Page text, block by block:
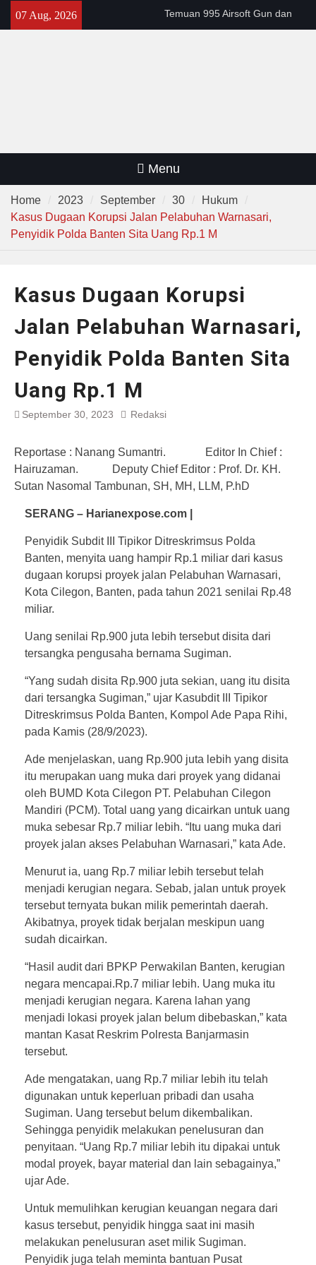
07 Aug, 2026
Temuan 995 Airsoft Gun dan
Narkoba di Sekolah Kebayoran
Menu
Home 2023 September 30
Hukum
Kasus Dugaan Korupsi Jalan Pelabuhan Warnasari,
Penyidik Polda Banten Sita Uang Rp.1 M
Kasus Dugaan Korupsi
Jalan Pelabuhan Warnasari,
Penyidik Polda Banten Sita
Uang Rp.1 M
September 30, 2023 Redaksi
Reportase : Nanang Sumantri. Editor In Chief :
Hairuzaman. Deputy Chief Editor : Prof. Dr. KH.
Sutan Nasomal Tambunan, SH, MH, LLM, P.hD
SERANG – Harianexpose.com |
Penyidik Subdit III Tipikor Ditreskrimsus Polda
Banten, menyita uang hampir Rp.1 miliar dari kasus
dugaan korupsi proyek jalan Pelabuhan Warnasari,
Kota Cilegon, Banten, pada tahun 2021 senilai Rp.48
miliar.
Uang senilai Rp.900 juta lebih tersebut disita dari
tersangka pengusaha bernama Sugiman.
“Yang sudah disita Rp.900 juta sekian, uang itu disita
dari tersangka Sugiman,” ujar Kasubdit III Tipikor
Ditreskrimsus Polda Banten, Kompol Ade Papa Rihi,
pada Kamis (28/9/2023).
Ade menjelaskan, uang Rp.900 juta lebih yang disita
itu merupakan uang muka dari proyek yang didanai
oleh BUMD Kota Cilegon PT. Pelabuhan Cilegon
Mandiri (PCM). Total uang yang dicairkan untuk uang
muka sebesar Rp.7 miliar lebih. “Itu uang muka dari
proyek jalan akses Pelabuhan Warnasari,” kata Ade.
Menurut ia, uang Rp.7 miliar lebih tersebut telah
menjadi kerugian negara. Sebab, jalan untuk proyek
tersebut ternyata bukan milik pemerintah daerah.
Akibatnya, proyek tidak berjalan meskipun uang
sudah dicairkan.
“Hasil audit dari BPKP Perwakilan Banten, kerugian
negara mencapai.Rp.7 miliar lebih. Uang muka itu
menjadi kerugian negara. Karena lahan yang
menjadi lokasi proyek jalan belum dibebaskan,” kata
mantan Kasat Reskrim Polresta Banjarmasin
tersebut.
Ade mengatakan, uang Rp.7 miliar lebih itu telah
digunakan untuk keperluan pribadi dan usaha
Sugiman. Uang tersebut belum dikembalikan.
Sehingga penyidik melakukan penelusuran dan
penyitaan. “Uang Rp.7 miliar lebih itu dipakai untuk
modal proyek, bayar material dan lain sebagainya,”
ujar Ade.
Untuk memulihkan kerugian keuangan negara dari
kasus tersebut, penyidik hingga saat ini masih
melakukan penelusuran aset milik Sugiman.
Penyidik juga telah meminta bantuan Pusat